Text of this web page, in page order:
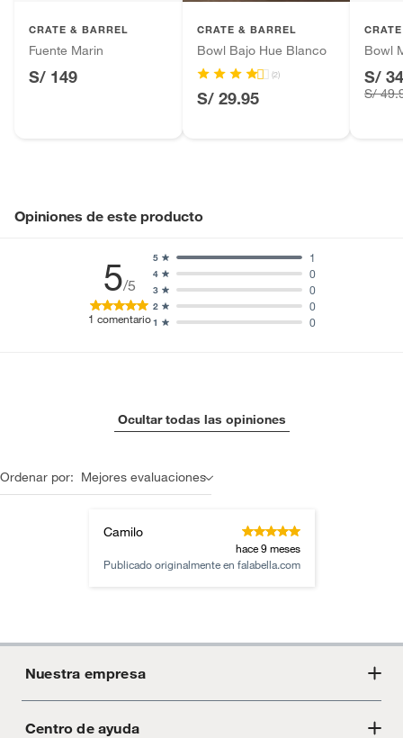
CRATE & BARREL
Fuente Marin
S/ 149
CRATE & BARREL
Bowl Bajo Hue Blanco
(2)
S/ 29.95
Bowl
S/
S/
Opiniones de este producto
5/5
1 comentario1 0
2 0
3 0
4 0
5 1
Ocultar todas las opiniones
Ordenar por: Mejores evaluaciones
Camilo
hace 9 meses
Publicado originalmente en falabella.com
Nuestra empresa
Acerca de Crate
Centro de ayuda